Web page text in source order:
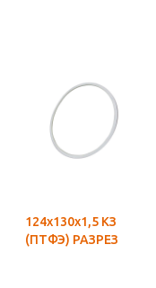
124х130х1,5 КЗ
(ПТФЭ) РАЗРЕЗ